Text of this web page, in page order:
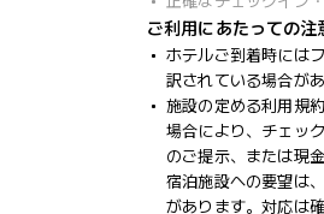
ご利用にあたっての注
ホテルご到着時には
訳されている場合があ
施設の定める利用規
場合により、チェッ
のご提示、または現
宿泊施設への要望は
があります。対応は